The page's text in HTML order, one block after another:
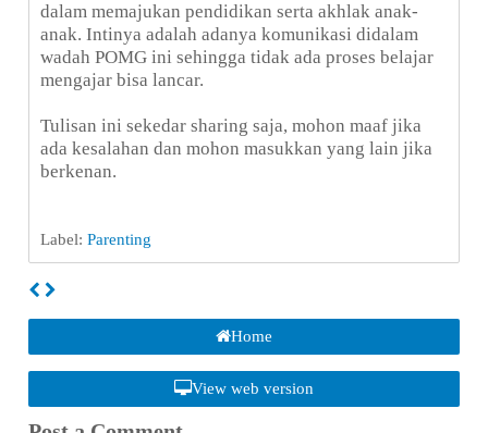
dalam memajukan pendidikan serta akhlak anak-
anak. Intinya adalah adanya komunikasi didalam
wadah POMG ini sehingga tidak ada proses belajar
mengajar bisa lancar.
Tulisan ini sekedar sharing saja, mohon maaf jika
ada kesalahan dan mohon masukkan yang lain jika
berkenan.
Label: Parenting
Home
View web version